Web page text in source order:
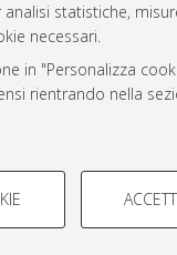
statistiche,
necessari.
in "Personalizza
rientrando nella
e gestito da
sito